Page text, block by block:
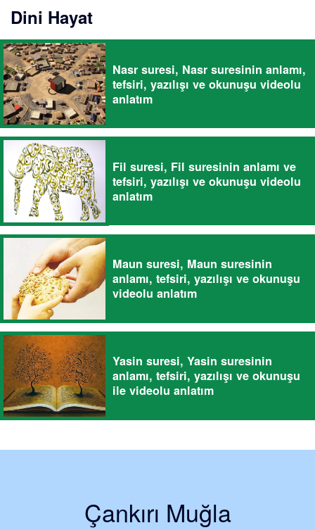
Dini Hayat
Nasr suresi, Nasr suresinin anlamı,
tefsiri, yazılışı ve okunuşu videolu
anlatım
Fil suresi, Fil suresinin anlamı ve
tefsiri, yazılışı ve okunuşu videolu
anlatım
Maun suresi, Maun suresinin
anlamı, tefsiri, yazılışı ve okunuşu
videolu anlatım
Yasin suresi, Yasin suresinin
anlamı, tefsiri, yazılışı ve okunuşu
ile videolu anlatım
Çankırı Muğla